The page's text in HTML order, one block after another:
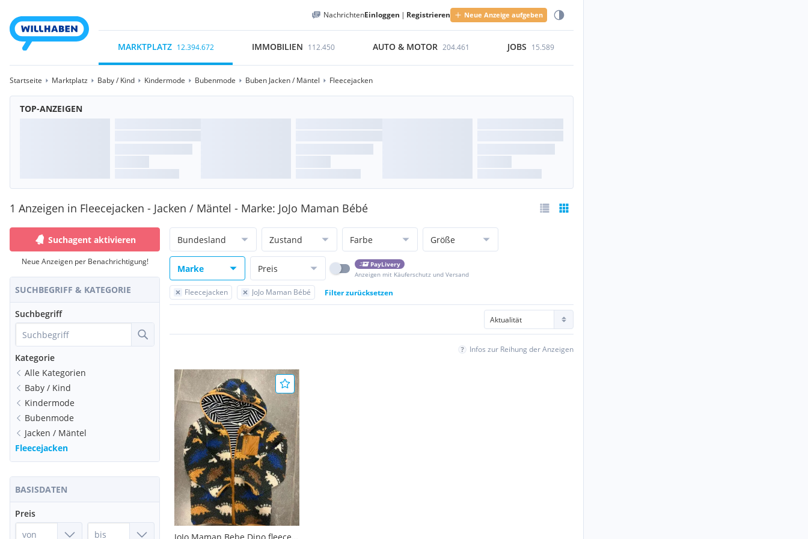
NachrichtenEinloggen | Registrieren Neue Anzeige aufgeben
MARKTPLATZ 12.394.672 IMMOBILIEN 112.450 AUTO & MOTOR 204.461 JOBS 15.589
Startseite Marktplatz Baby / Kind Kindermode Bubenmode Buben Jacken / Mäntel Fleecejacken
TOP-ANZEIGEN
1 Anzeigen in Fleecejacken - Jacken / Mäntel - Marke: JoJo Maman Bébé
Suchagent aktivieren
Neue Anzeigen per Benachrichtigung!
SUCHBEGRIFF & KATEGORIE
Suchbegriff
Kategorie
Alle Kategorien
Baby / Kind
Kindermode
Bubenmode
Jacken / Mäntel
Fleecejacken
BASISDATEN
Preis
Bundesland Zustand Farbe Größe
Marke Preis
PayLivery
Anzeigen mit Käuferschutz und Versand
Fleecejacken JoJo Maman Bébé Filter zurücksetzen
Infos zur Reihung der Anzeigen